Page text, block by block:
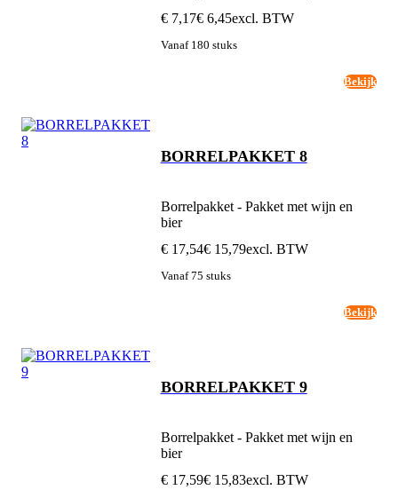
€ 7,17€ 6,45excl. BTW
Vanaf 180 stuks
Bekijk
BORRELPAKKET 8
Borrelpakket - Pakket met wijn en
bier
€ 17,54€ 15,79excl. BTW
Vanaf 75 stuks
Bekijk
BORRELPAKKET 9
Borrelpakket - Pakket met wijn en
bier
€ 17,59€ 15,83excl. BTW